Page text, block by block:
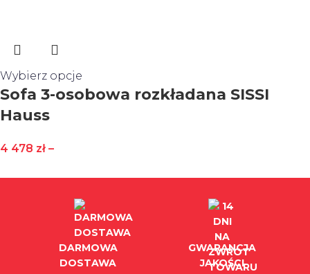
Wybierz opcje
Sofa 3-osobowa rozkładana SISSI
Hauss
4 478 zł –
DARMOWA
DOSTAWA
GWARANCJA
JAKOŚCI